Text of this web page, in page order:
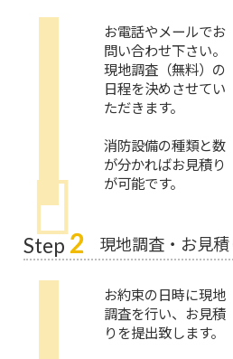
お電話やメールでお
問い合わせ下さい。
現地調査（無料）の
日程を決めさせてい
ただきます。
消防設備の種類と数
が分かればお見積り
が可能です。
Step 2 現地調査・お見積
お約束の日時に現地
調査を行い、お見積
りを提出致します。